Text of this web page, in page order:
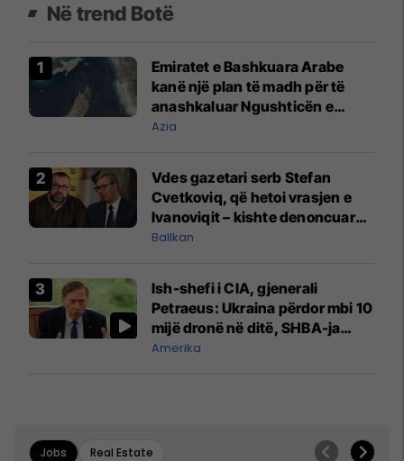
Në trend Botë
Emiratet e Bashkuara Arabe
kanë një plan të madh për të
anashkaluar Ngushticën e
Hormuzit
Azia
Vdes gazetari serb Stefan
Cvetkoviq, që hetoi vrasjen e
Ivanoviqit – kishte denoncuar
kërcënime ndaj vëllezërve
Ballkan
Ish-shefi i CIA, gjenerali
Petraeus: Ukraina përdor mbi 10
mijë dronë në ditë, SHBA-ja
mbetet shumë prapa në
Amerika
Jobs Real Estate